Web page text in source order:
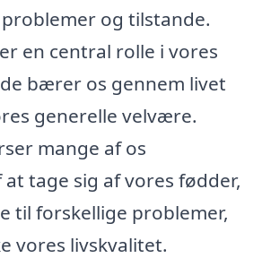
og tilstande.
en central rolle i vores
bærer os gennem livet
generelle velvære.
mange af os
tage sig af vores fødder,
til forskellige problemer,
vores livskvalitet.